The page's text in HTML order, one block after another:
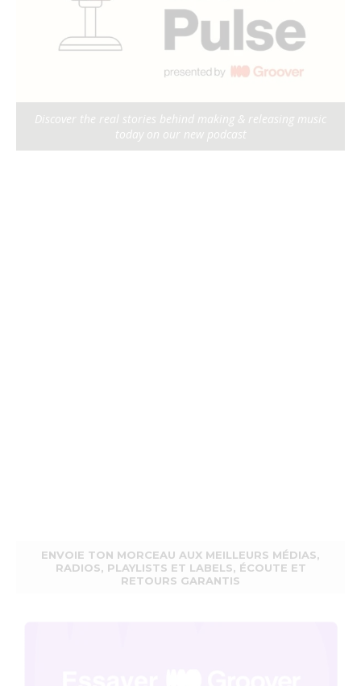
Discover the real stories behind making & releasing music
today on our new podcast
ENVOIE TON MORCEAU AUX MEILLEURS MÉDIAS,
RADIOS, PLAYLISTS ET LABELS, ÉCOUTE ET
RETOURS GARANTIS